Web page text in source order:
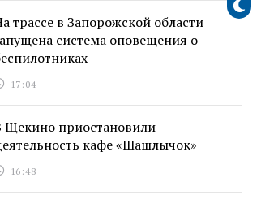
трассе в Запорожской области
система оповещения о
17:04
Щекино приостановили
кафе «Шашлычок»
16:48